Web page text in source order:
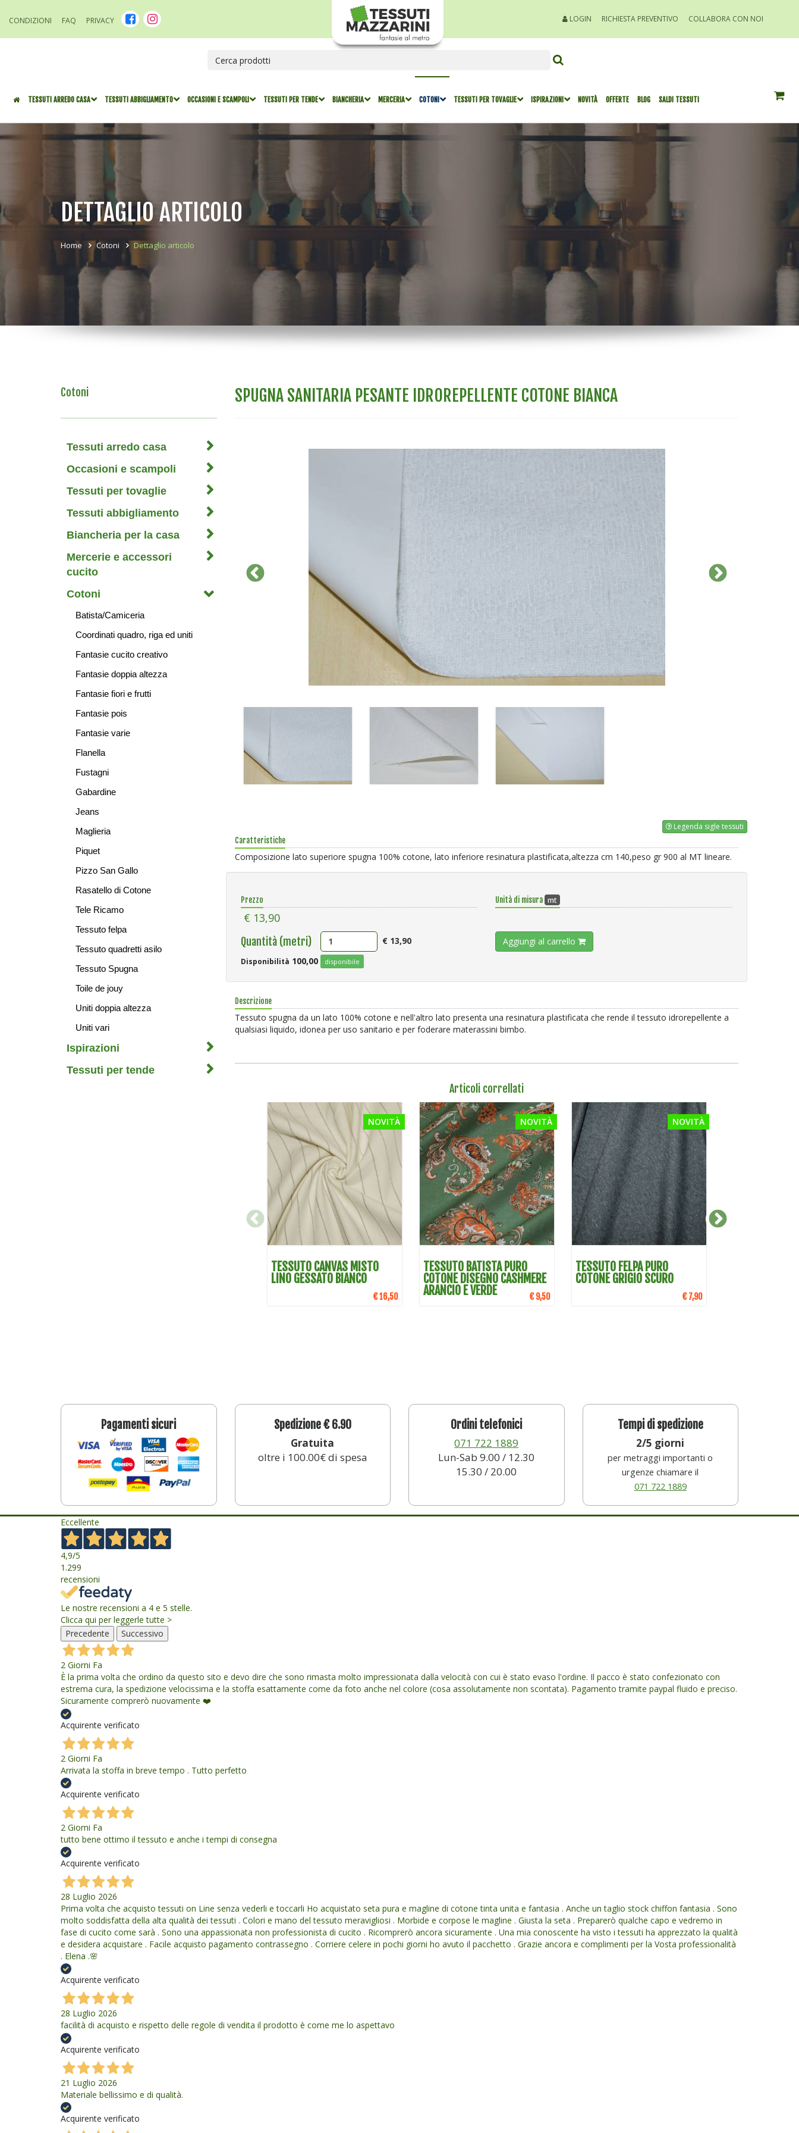
CONDIZIONI FAQ PRIVACY LOGIN RICHIESTA PREVENTIVO COLLABORA CON NOI
TESSUTI ARREDO CASA TESSUTI ABBIGLIAMENTO OCCASIONI E SCAMPOLI TESSUTI PER TENDE BIANCHERIA MERCERIA COTONI TESSUTI PER TOVAGLIE ISPIRAZIONI NOVITÀ OFFERTE BLOG SALDI TESSUTI
DETTAGLIO ARTICOLO
Home Cotoni Dettaglio articolo
Cotoni
Tessuti arredo casa
Occasioni e scampoli
Tessuti per tovaglie
Tessuti abbigliamento
Biancheria per la casa
Mercerie e accessori
cucito
Cotoni
Batista/Camiceria
Coordinati quadro, riga ed uniti
Fantasie cucito creativo
Fantasie doppia altezza
Fantasie fiori e frutti
Fantasie pois
Fantasie varie
Flanella
Fustagni
Gabardine
Jeans
Maglieria
Piquet
Pizzo San Gallo
Rasatello di Cotone
Tele Ricamo
Tessuto felpa
Tessuto quadretti asilo
Tessuto Spugna
Toile de jouy
Uniti doppia altezza
Uniti vari
Ispirazioni
Tessuti per tende
SPUGNA SANITARIA PESANTE IDROREPELLENTE COTONE BIANCA
Legenda sigle tessuti
Caratteristiche
Composizione lato superiore spugna 100% cotone, lato inferiore resinatura plastificata,altezza cm 140,peso gr 900 al MT lineare.
Prezzo
€ 13,90
Unità di misura mt
Quantità (metri) € 13,90
Disponibilità 100,00 disponibile
Aggiungi al carrello
Descrizione
Tessuto spugna da un lato 100% cotone e nell'altro lato presenta una resinatura plastificata che rende il tessuto idrorepellente a
qualsiasi liquido, idonea per uso sanitario e per foderare materassini bimbo.
Articoli correllati
DETTAGLI
NOVITÀ
TESSUTO CANVAS MISTO
LINO GESSATO BIANCO
€ 16,50
DETTAGLI
NOVITÀ
TESSUTO BATISTA PURO
COTONE DISEGNO CASHMERE
ARANCIO E VERDE
€ 9,50
DETTAGLI
NOVITÀ
TESSUTO FELPA PURO
COTONE GRIGIO SCURO
€ 7,90
Pagamenti sicuri Spedizione € 6.90
Gratuita
oltre i 100.00€ di spesa
Ordini telefonici
071 722 1889
Lun-Sab 9.00 / 12.30
15.30 / 20.00
Tempi di spedizione
2/5 giorni
per metraggi importanti o
urgenze chiamare il
071 722 1889
Eccellente
4,9/5
1.299
recensioni
Le nostre recensioni a 4 e 5 stelle.
Clicca qui per leggerle tutte >
Precedente
Successivo
2 Giorni Fa
È la prima volta che ordino da questo sito e devo dire che sono rimasta molto impressionata dalla velocità con cui è stato evaso l'ordine. Il pacco è stato confezionato con
estrema cura, la spedizione velocissima e la stoffa esattamente come da foto anche nel colore (cosa assolutamente non scontata). Pagamento tramite paypal fluido e preciso.
Sicuramente comprerò nuovamente ❤️
Acquirente verificato
2 Giorni Fa
Arrivata la stoffa in breve tempo . Tutto perfetto
Acquirente verificato
2 Giorni Fa
tutto bene ottimo il tessuto e anche i tempi di consegna
Acquirente verificato
28 Luglio 2026
Prima volta che acquisto tessuti on Line senza vederli e toccarli Ho acquistato seta pura e magline di cotone tinta unita e fantasia . Anche un taglio stock chiffon fantasia . Sono
molto soddisfatta della alta qualità dei tessuti . Colori e mano del tessuto meravigliosi . Morbide e corpose le magline . Giusta la seta . Preparerò qualche capo e vedremo in
fase di cucito come sarà . Sono una appassionata non professionista di cucito . Ricomprerò ancora sicuramente . Una mia conoscente ha visto i tessuti ha apprezzato la qualità
e desidera acquistare . Facile acquisto pagamento contrassegno . Corriere celere in pochi giorni ho avuto il pacchetto . Grazie ancora e complimenti per la Vosta professionalità
. Elena .🌸
Acquirente verificato
28 Luglio 2026
facilità di acquisto e rispetto delle regole di vendita il prodotto è come me lo aspettavo
Acquirente verificato
21 Luglio 2026
Materiale bellissimo e di qualità.
Acquirente verificato